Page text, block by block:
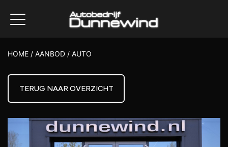
HOME / AANBOD / AUTO
TERUG NAAR OVERZICHT